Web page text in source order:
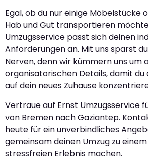
Egal, ob du nur einige Möbelstücke
Hab und Gut transportieren
Umzugsservice passt sich deinen
Anforderungen an. Mit uns sparst
Nerven, denn wir kümmern uns um
organisatorischen Details, damit
auf dein neues Zuhause
Vertraue auf Ernst Umzugsservice
von Bremen nach Gaziantep.
heute für ein unverbindliches
gemeinsam deinen Umzug zu
stressfreien Erlebnis machen.